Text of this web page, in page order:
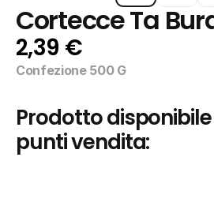
Cortecce Ta
2,39 €
Confezione 500 G
Prodotto
punti vendita: